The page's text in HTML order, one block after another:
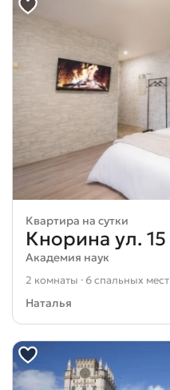
Квартира на сутки
Кнорина ул. 15
Академия наук
2 комнаты · 6 спальных мест
Наталья